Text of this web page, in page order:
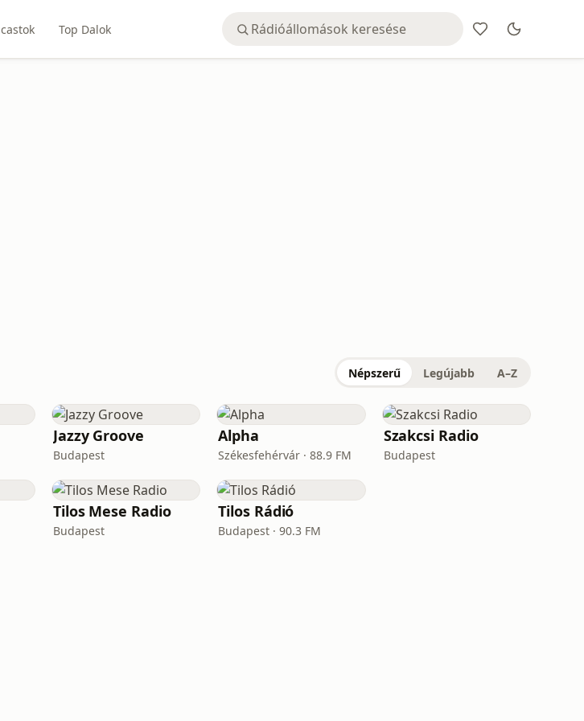
Top Dalok
Népszerű Legújabb A–Z
Jazzy Groove
Budapest
Alpha
Székesfehérvár · 88.9 FM
Szakcsi Radio
Budapest
Tilos Mese Radio
Budapest
Tilos Rádió
Budapest · 90.3 FM